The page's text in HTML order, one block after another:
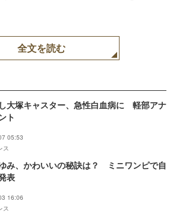
全文を読む
大塚キャスター、急性白血病に 軽部アナ
ト
05:53
ス
み、かわいいの秘訣は？ ミニワンピで自
表
16:06
ス